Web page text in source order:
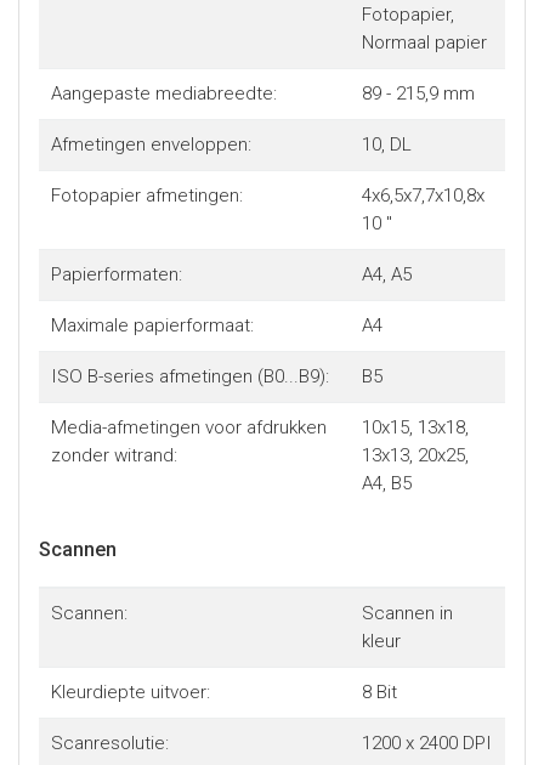
Fotopapier,
Normaal papier
Aangepaste mediabreedte: 89 - 215,9 mm
Afmetingen enveloppen: 10, DL
Fotopapier afmetingen:
4x6,5x7,7x10,8x
10 "
Papierformaten: A4, A5
Maximale papierformaat: A4
ISO B-series afmetingen (B0...B9): B5
Media-afmetingen voor afdrukken
zonder witrand:
10x15, 13x18,
13x13, 20x25,
A4, B5
Scannen
Scannen:
Scannen in
kleur
Kleurdiepte uitvoer: 8 Bit
Scanresolutie: 1200 x 2400 DPI